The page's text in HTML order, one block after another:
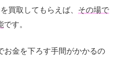
買取してもらえば、 その場で
です。
お金を下ろす手間がかかるの